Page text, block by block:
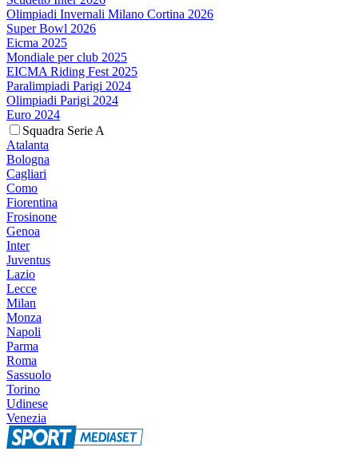
Olimpiadi Invernali Milano Cortina 2026
Super Bowl 2026
Eicma 2025
Mondiale per club 2025
EICMA Riding Fest 2025
Paralimpiadi Parigi 2024
Olimpiadi Parigi 2024
Euro 2024
Squadra Serie A
Atalanta
Bologna
Cagliari
Como
Fiorentina
Frosinone
Genoa
Inter
Juventus
Lazio
Lecce
Milan
Monza
Napoli
Parma
Roma
Sassuolo
Torino
Udinese
Venezia